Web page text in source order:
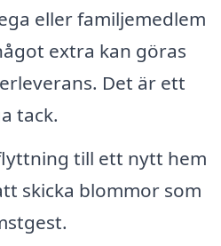
eller familjemedlem
extra kan göras
Det är ett
tack.
till ett nytt hem
skicka blommor som